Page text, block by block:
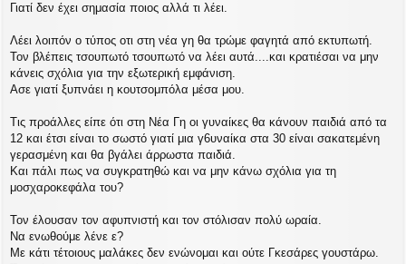
Γιατί δεν έχει σημασία ποιος αλλά τι λέει.
Λέει λοιπόν ο τύπος οτι στη νέα γη θα τρώμε φαγητά από εκτυπωτή.
Τον βλέπεις τσουπωτό τσουπωτό να λέει αυτά....και κρατιέσαι να μην
κάνεις σχόλια για την εξωτερική εμφάνιση.
Ασε γιατί ξυπνάει η κουτσομπόλα μέσα μου.
Τις προάλλες είπε ότι στη Νέα Γη οι γυναίκες θα κάνουν παιδιά από τα
12 και έτσι είναι το σωστό γιατί μια γ6υναίκα στα 30 είναι σακατεμένη
γερασμένη και θα βγάλει άρρωστα παιδιά.
Και πάλι πως να συγκρατηθώ και να μην κάνω σχόλια για τη
μοσχαροκεφάλα του?
Τον έλουσαν τον αφυπνιστή και τον στόλισαν πολύ ωραία.
Να ενωθούμε λένε ε?
Με κάτι τέτοιους μαλάκες δεν ενώνομαι και ούτε Γκεσάρες γουστάρω.